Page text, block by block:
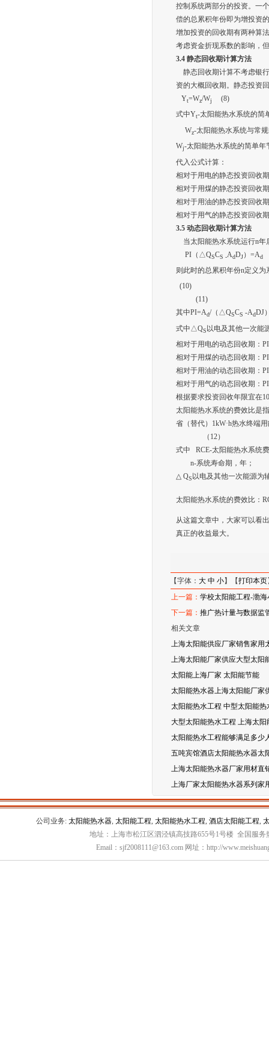
控制系统两部分的投资。一
偿的总累积年份即为增投资
增加投资的回收期有两种算
考虑资金折现系数的影响，
3.4静态回收期计算方法
静态回收期计算不考虑银
资的大概回收期。静态投资
Yt=Wz/Wj(8)
式中Yt-太阳能热水系统的简
Wz-太阳能热水系统与常
Wj-太阳能热水系统的简单年
代入公式计算：
相对于用电的静态投资回收
相对于用煤的静态投资回收
相对于用油的静态投资回收
相对于用气的静态投资回收
3.5动态回收期计算方法
当太阳能热水系统运行n年
PI（△QSCS -AdDJ）=A
则此时的总累积年份n定义
(10)
(11)
其中PI=Ad/（△QSCS-AdDJ
式中△QS以电及其他一次能
相对于用电的动态回收期：
相对于用煤的动态回收期：
相对于用油的动态回收期：
相对于用气的动态回收期：
根据要求投资回收年限宜在
太阳能热水系统的费效比是
省（替代）1kW·h热水终端
（12）
式中 RCE-太阳能热水系统
n-系统寿命期，年；
△ QS 以电及其他一次能源为
太阳能热水系统的费效比：
从这篇文章中，大家可以看
真正的收益最大。
【字体：大 中 小】【打印本页
上一篇：学校太阳能工程-渤
下一篇：推广热计量与数据监
相关文章
上海太阳能供应厂家销售家用
上海太阳能厂家供应大型太阳
太阳能上海厂家 太阳能节能
太阳能热水器上海太阳能厂家
太阳能热水工程 中型太阳能热
大型太阳能热水工程 上海太阳
太阳能热水工程能够满足多少
五吨宾馆酒店太阳能热水器太
上海太阳能热水器厂家用材直
上海厂家太阳能热水器系列家
公司业务: 太阳能热水器, 太阳能工程, 太阳能热水工程, 酒店太阳能工程,
地址：上海市松江区泗泾镇高技路655号1号楼 全国服务
Email：sjf2008111@163.com 网址：http://